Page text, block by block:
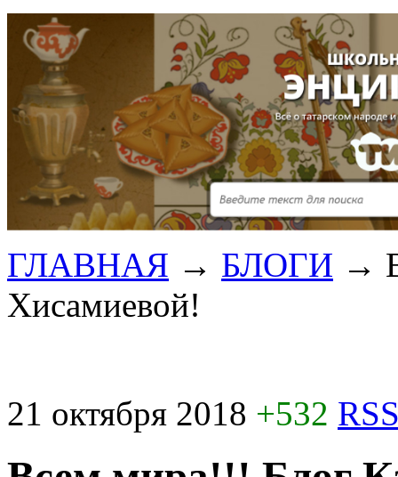
ГЛАВНАЯ → БЛОГИ →
Хисамиевой!
21 октября 2018 +532